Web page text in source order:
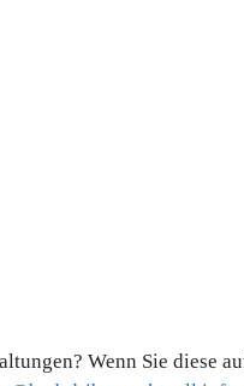
Wenn Sie diese